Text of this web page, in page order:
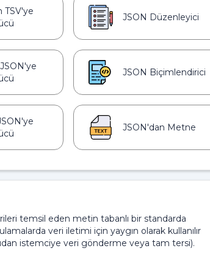
TSV'ye
JSON Düzenleyici
JSON Biçimlendirici
JSON'dan Metne
temsil eden metin tabanlı bir standarda
veri iletimi için yaygın olarak kullanılır
istemciye veri gönderme veya tam tersi).